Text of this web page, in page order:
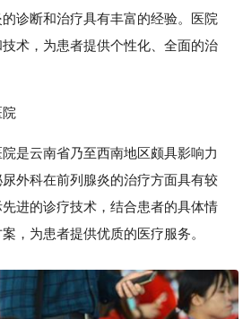
诊断和治疗具有丰富的经验。医院
术，为患者提供个性化、全面的治
是云南省乃至西南地区颇具影响力
外科在前列腺炎的治疗方面具有较
进的诊疗技术，结合患者的具体情
，为患者提供优质的医疗服务。